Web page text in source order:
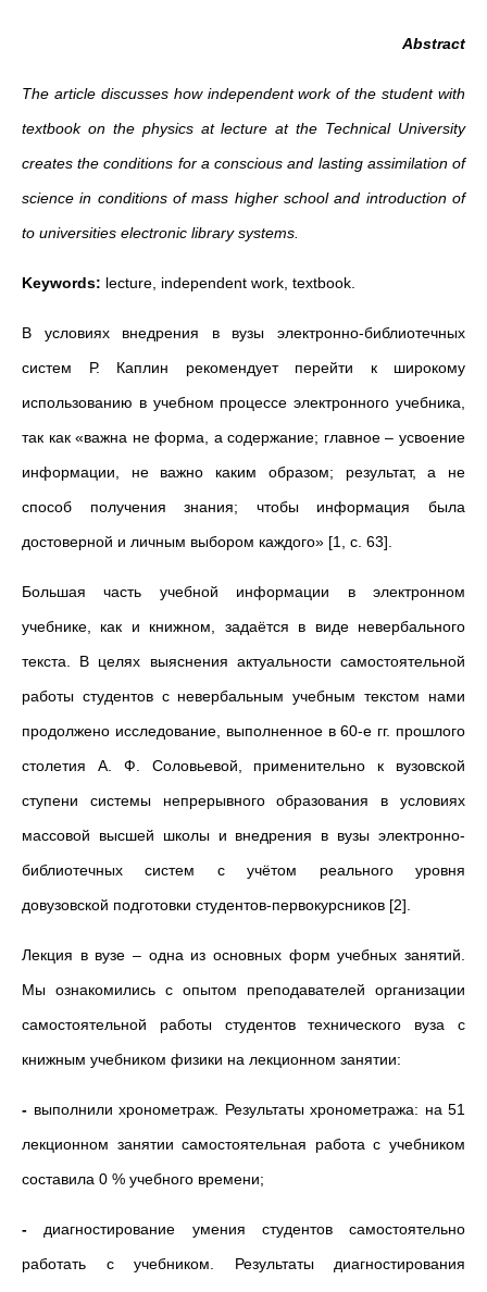
Abstract
The article discusses how independent workof the student with
textbook on the physicsatlecture at the Technical University
creates the conditions for a conscious and lasting assimilation of
science in conditions of mass higher school and introduction of
to universities electronic library systems.
Keywords: lecture, independent work, textbook.
В условиях внедрения в вузы электронно-библиотечных
систем Р. Каплин рекомендует перейти к широкому
использованию в учебном процессе электронного учебника,
так как «важна не форма, а содержание; главное – усвоение
информации, не важно каким образом; результат, а не
способ получения знания; чтобы информация была
достоверной и личным выбором каждого» [1, с. 63].
Большая часть учебной информации в электронном
учебнике, как и книжном, задаётся в виде невербального
текста. В целях выяснения актуальности самостоятельной
работы студентов с невербальным учебным текстом нами
продолжено исследование, выполненное в 60-е гг. прошлого
столетия А. Ф. Соловьевой, применительно к вузовской
ступени системы непрерывного образования в условиях
массовой высшей школы и внедрения в вузы электронно-
библиотечных систем с учётом реального уровня
довузовской подготовки студентов-первокурсников [2].
Лекция в вузе – одна из основных форм учебных занятий.
Мы ознакомились с опытом преподавателей организации
самостоятельной работы студентов технического вуза с
книжным учебником физики на лекционном занятии:
- выполнили хронометраж.
Результаты хронометража: на 51
лекционном занятии самостоятельная работа с учебником
составила 0 % учебного времени;
- диагностирование умения студентов самостоятельно
работать с учебником. Результаты диагностирования